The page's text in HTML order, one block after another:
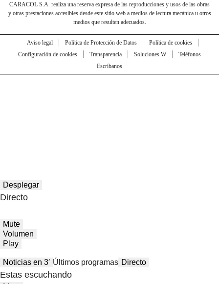
CARACOL S.A. realiza una reserva expresa de las reproducciones y usos de las obras
y otras prestaciones accesibles desde este sitio web a medios de lectura mecánica u otros
medios que resulten adecuados.
Aviso legal Política de Protección de Datos
Política de cookies
Configuración de cookies
Transparencia Soluciones W
Teléfonos
Escríbanos
Desplegar
Directo
Mute
Volumen
Play
Noticias en 3′ Últimos programas Directo
Estas escuchando